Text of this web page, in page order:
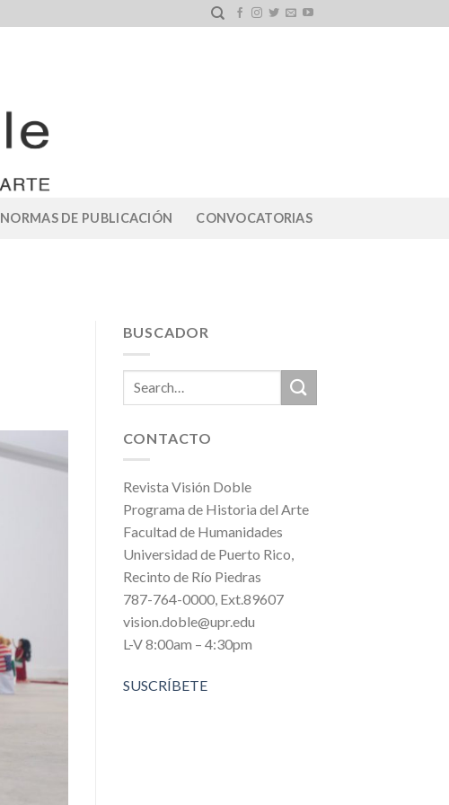
NORMAS DE PUBLICACIÓN CONVOCATORIAS
BUSCADOR
CONTACTO
Revista Visión Doble
Programa de Historia del Arte
Facultad de Humanidades
Universidad de Puerto Rico,
Recinto de Río Piedras
787-764-0000, Ext.89607
vision.doble@upr.edu
L-V 8:00am – 4:30pm
SUSCRÍBETE